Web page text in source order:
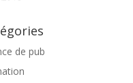
de pub